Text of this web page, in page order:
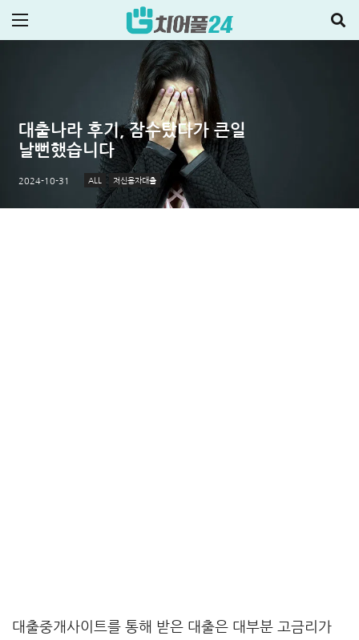
대출나라 후기, 잠수탔다가 큰일
날뻔했습니다
2024-10-31 ALL 저신용자대출
대출중개사이트를 통해 받은 대출은 대부분 고금리가